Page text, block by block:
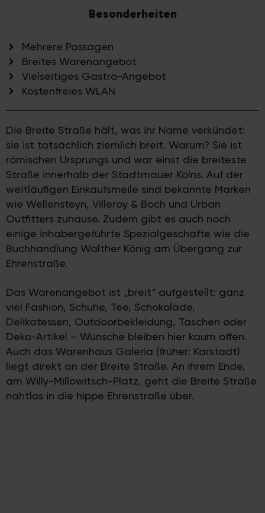
Besonderheiten
Mehrere Passagen
Breites Warenangebot
Vielseitiges Gastro-Angebot
Kostenfreies WLAN
Die Breite Straße hält, was ihr Name verkündet:
sie ist tatsächlich ziemlich breit. Warum? Sie ist
römischen Ursprungs und war einst die breiteste
Straße innerhalb der Stadtmauer Kölns. Auf der
weitläufigen Einkaufsmeile sind bekannte Marken
wie Wellensteyn, Villeroy & Boch und Urban
Outfitters zuhause. Zudem gibt es auch noch
einige inhabergeführte Spezialgeschäfte wie die
Buchhandlung Walther König am Übergang zur
Ehrenstraße.
Das Warenangebot ist „breit“ aufgestellt: ganz
viel Fashion, Schuhe, Tee, Schokolade,
Delikatessen, Outdoorbekleidung, Taschen oder
Deko-Artikel – Wünsche bleiben hier kaum offen.
Auch das Warenhaus Galeria (früher: Karstadt)
liegt direkt an der Breite Straße. An ihrem Ende,
am Willy-Millowitsch-Platz, geht die Breite Straße
nahtlos in die hippe Ehrenstraße über.